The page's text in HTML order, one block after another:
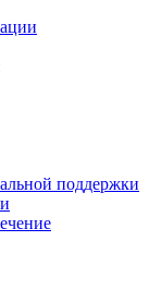
поддержки